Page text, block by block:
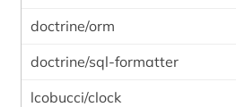
doctrine/orm
doctrine/sql-formatter
lcobucci/clock